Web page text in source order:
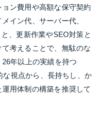
ン費用や高額な保守契約
イン代、サーバー代、
、更新作業やSEO対策と
考えることで、無駄のな
年以上の実績を持つ
視点から、長持ちし、か
用体制の構築を推奨して